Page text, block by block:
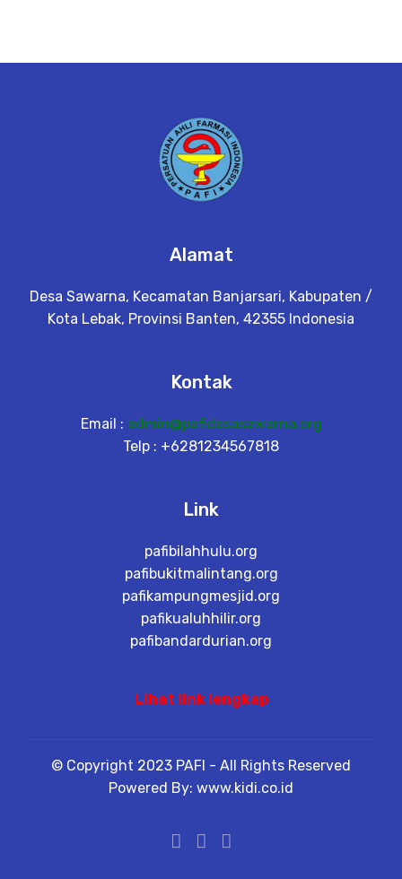
Alamat
Desa Sawarna, Kecamatan Banjarsari, Kabupaten /
Kota Lebak, Provinsi Banten, 42355 Indonesia
Kontak
Email : admin@pafidesasawarna.org
Telp : +6281234567818
Link
pafibilahhulu.org
pafibukitmalintang.org
pafikampungmesjid.org
pafikualuhhilir.org
pafibandardurian.org
Lihat link lengkap
© Copyright 2023 PAFI - All Rights Reserved
Powered By: www.kidi.co.id